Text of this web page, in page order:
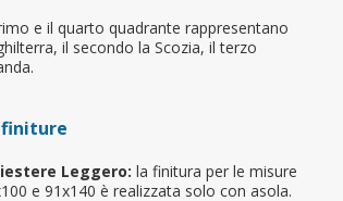
e il quarto quadrante rappresentano
il secondo la Scozia, il terzo
finiture
Leggero: la finitura per le misure
e 91x140 è realizzata solo con asola.